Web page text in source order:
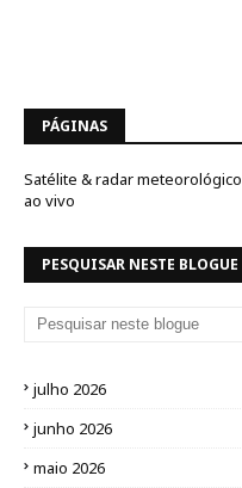
PÁGINAS
Satélite & radar meteorológico
ao vivo
PESQUISAR NESTE BLOGUE
julho 2026
junho 2026
maio 2026